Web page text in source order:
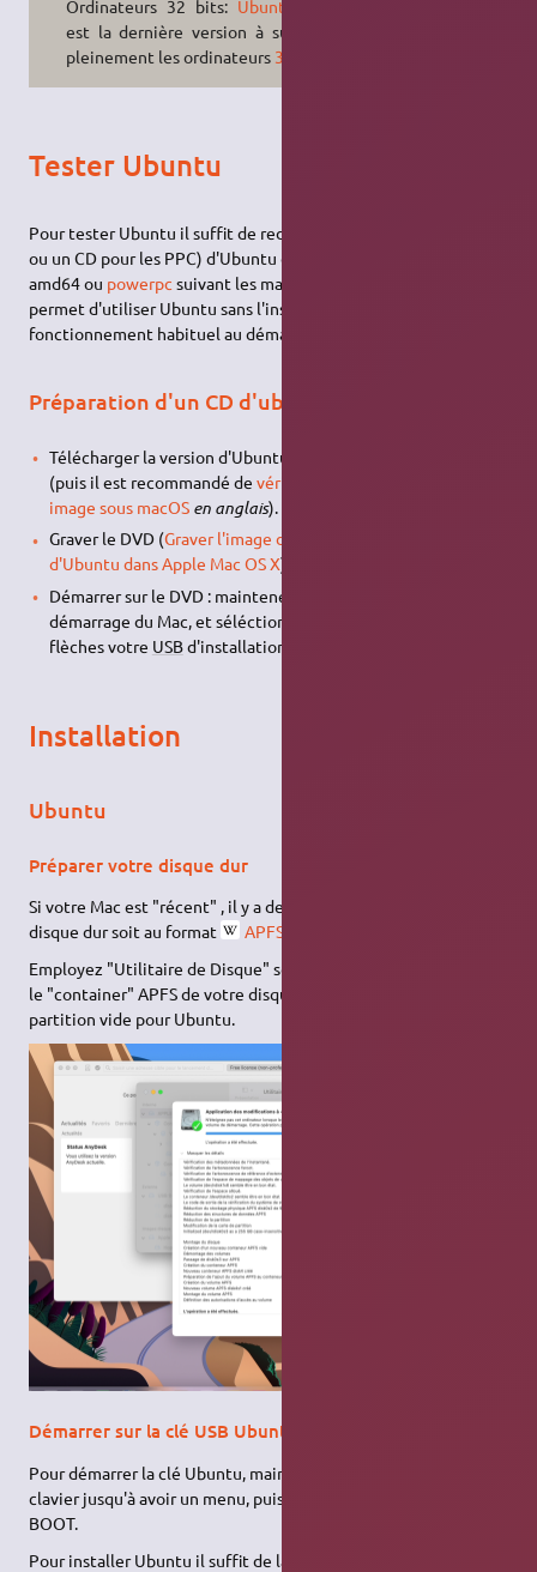
Ordinateurs 32 bits: Ubuntu 18.04
est la dernière version à supporter
pleinement les ordinateurs 32 bits
Tester Ubuntu
Pour tester Ubuntu il suffit de redémarrer avec une Clé
ou un CD pour les PPC) d'Ubuntu dans sa version Desktop
amd64 ou powerpc suivant les machines. Cette procédure
permet d'utiliser Ubuntu sans l'installer puis de revenir au
fonctionnement habituel au démarrage suivant.
Préparation d'un CD d'ubuntu
Télécharger la version d'Ubuntu voulue au format ISO x64
(puis il est recommandé de vérifier la somme MD5 d'une
image sous macOS en anglais).
Graver le DVD (Graver l'image du disque d'installation
d'Ubuntu dans Apple Mac OS X)
Démarrer sur le DVD : maintenez la touche option (alt) au
démarrage du Mac, et séléctionnez à l'aide des touches de
flèches votre USBd'installation crée auparavant.
Installation
Ubuntu
Préparer votre disque dur
Si votre Mac est "récent" , il y a de fortes chances que votre
disque dur soit au format
APFS
Employez "Utilitaire de Disque" sous Mac OSX afin de réduire
le "container" APFS de votre disque dur, et ainsi créer une
partition vide pour Ubuntu.
Démarrer sur la clé USB Ubuntu
Pour démarrer la clé Ubuntu, maintenez la touche ALT de votre
clavier jusqu'à avoir un menu, puis choisissez l'icône orange EFI
BOOT.
Pour installer Ubuntu il suffit de lancer l'installation depuis le